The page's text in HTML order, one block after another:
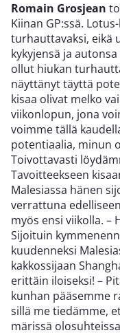
Romain Grosjean
Kiinan GP:ssä.
turhauttavaksi, eikä
kykyjensä ja
ollut hiukan
näyttänyt täyttä
kisaa olivat melko
viikonlopun, jona
voimme tällä
potentiaalia, minun
Toivottavasti
Tavoitteekseen
Malesiassa hänen
verrattuna
myös ensi viikolla. –
Sijoituin
kuudenneksi
kakkossijaan
erittäin iloiseksi! –
kunhan pääsemme
sillä me tiedämme,
märissä